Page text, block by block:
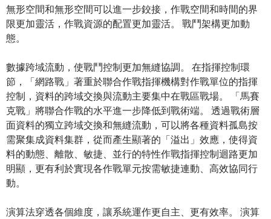
無形空間和無形空間可以進一步鉸接，作戰空間和時間的界
限更加靈活，作戰資源的配置更加靈活。 戰鬥架構更加動
態。
數據跨域流動，使戰鬥控制更加無縫協調。 在指揮控制環
節，「網路戰」著重於聯合作戰指揮機構對作戰單位的指揮
控制，資料的跨域交換與流動主要集中在戰區戰場。 「馬賽
克戰」將聯合作戰的水平進一步降低到戰術端。 透過戰術層
面資料的獨立跨域交換和無縫流動，可以將各種資料孤島按
需聚集成資料集群，從而產生顯著的「溢出」效應，使得資
料的動態、離散、敏捷、並行的特性作戰指揮控制迴路更加
明顯，更有利於實現各作戰單元按需敏捷連動、高效協同行
動。
演算法穿透各個維度，讓系統運作更自主、更有效率。 演算